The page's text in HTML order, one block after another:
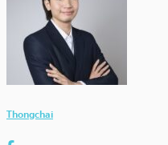
Thongchai